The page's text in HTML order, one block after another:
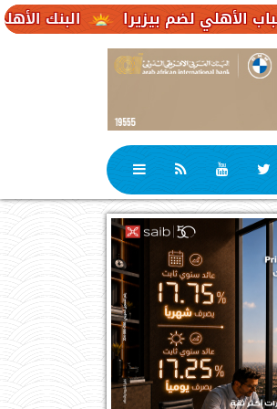
البنك الأهلي الكويتي – مصر يحقق صافي أرباح بيزيرا
رياضة